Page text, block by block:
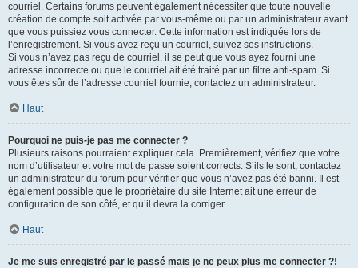
courriel. Certains forums peuvent également nécessiter que toute nouvelle
création de compte soit activée par vous-même ou par un administrateur avant
que vous puissiez vous connecter. Cette information est indiquée lors de
l’enregistrement. Si vous avez reçu un courriel, suivez ses instructions.
Si vous n’avez pas reçu de courriel, il se peut que vous ayez fourni une
adresse incorrecte ou que le courriel ait été traité par un filtre anti-spam. Si
vous êtes sûr de l’adresse courriel fournie, contactez un administrateur.
Haut
Pourquoi ne puis-je pas me connecter ?
Plusieurs raisons pourraient expliquer cela. Premièrement, vérifiez que votre
nom d’utilisateur et votre mot de passe soient corrects. S’ils le sont, contactez
un administrateur du forum pour vérifier que vous n’avez pas été banni. Il est
également possible que le propriétaire du site Internet ait une erreur de
configuration de son côté, et qu’il devra la corriger.
Haut
Je me suis enregistré par le passé mais je ne peux plus me connecter ?!